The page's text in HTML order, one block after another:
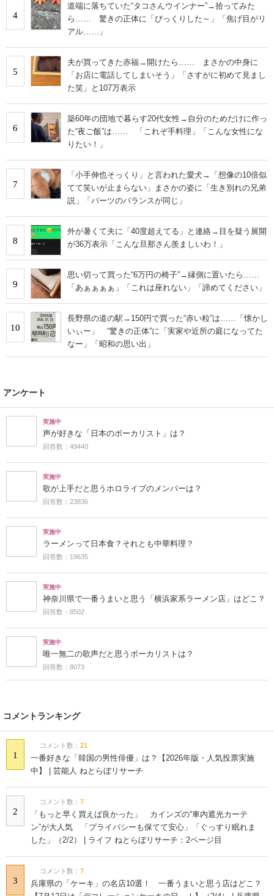
4
道端に落ちていた“タコさんウインナー”→拾ってみた
ら…… 驚きの正体に「びっくりした～」「焦げ目がリ
アル……」
5
夫が買ってきた赤福→開けたら…… まさかの中身に
「お店に電話してしまいそう」「さすがに初めて見まし
た笑」と107万表示
6
築60年の団地で暮らす20代女性→自分のためだけに作っ
た“夜ご飯”は…… 「これぞ手料理」「こんな女性にな
りたい！」
7
「小手伸也そっくり」と言われた愛犬→「想像の10倍似
てて笑いが止まらない」まさかの姿に「生き別れの兄弟
説」「パーツのバランスが同じ」
8
外が暑くて夫に「40度超えてる」と連絡→目を疑う展開
が36万表示「こんな旦那さん羨ましいわ！」
9
思い切って買った“6万円の椅子”→縁側に置いたら……
「あぁぁぁぁ」「これは座れない」「諦めてください」
10
長野県の道の駅→150円で買った“赤い粒”は……「懐かし
いぃー」 “驚きの正体”に「実家や近所の庭になってた
なー」「昭和の思い出」
アンケート
実施中
声が好きな「日本のボーカリスト」は？
回答数：49440
実施中
歌が上手だと思うホロライブのメンバーは？
回答数：23836
実施中
ラーメンって日本食？それとも中華料理？
回答数：19635
実施中
神奈川県で一番うまいと思う「横浜家系ラーメン店」はどこ？
回答数：8502
実施中
唯一無二の歌声だと思うボーカリストは？
回答数：8073
コメントランキング
1
コメント数： 21
一番好きな「韓国の男性俳優」は？【2026年版・人気投票実施
中】 | 芸能人 ねとらぼリサーチ
2
コメント数： 7
「もっと早く買えば良かった」 カインズの“車内遮光カーテ
ン”が大人気 「プライバシーも保てて安心」「ぐっすり眠れま
した」（2/2） | ライフ ねとらぼリサーチ：2ページ目
3
コメント数： 7
兵庫県の「ケーキ」の名店10選！ 一番うまいと思う店はどこ？